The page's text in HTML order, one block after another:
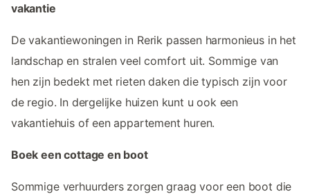
vakantie
De vakantiewoningen in Rerik passen harmonieus in het
landschap en stralen veel comfort uit. Sommige van
hen zijn bedekt met rieten daken die typisch zijn voor
de regio. In dergelijke huizen kunt u ook een
vakantiehuis of een appartement huren.
Boek een cottage en boot
Sommige verhuurders zorgen graag voor een boot die